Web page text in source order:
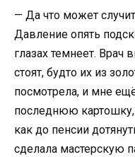
— Да что может
Давление опять
глазах темнеет. Врач
стоят, будто их из
посмотрела, и мне
последнюю
как до пенсии
сделала мастерскую